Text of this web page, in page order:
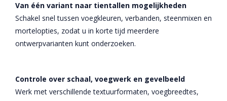
Van één variant naar tientallen mogelijkheden
Schakel snel tussen voegkleuren, verbanden, steenmixen en
mortelopties, zodat u in korte tijd meerdere
ontwerpvarianten kunt onderzoeken.
Controle over schaal, voegwerk en gevelbeeld
Werk met verschillende textuurformaten, voegbreedtes,